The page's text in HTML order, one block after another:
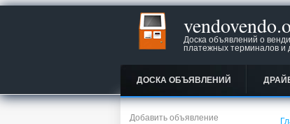
Доска объявлений о
платежных терминалов и
ДОСКА ОБЪЯВЛЕНИЙ
Добавить объявление